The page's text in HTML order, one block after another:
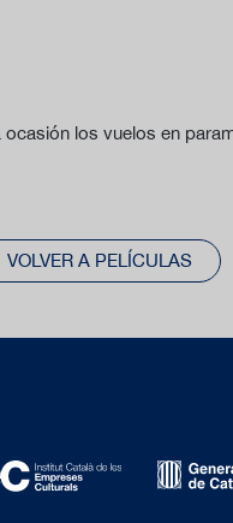
ocasión los vuelos en
VOLVER A PELÍCULAS